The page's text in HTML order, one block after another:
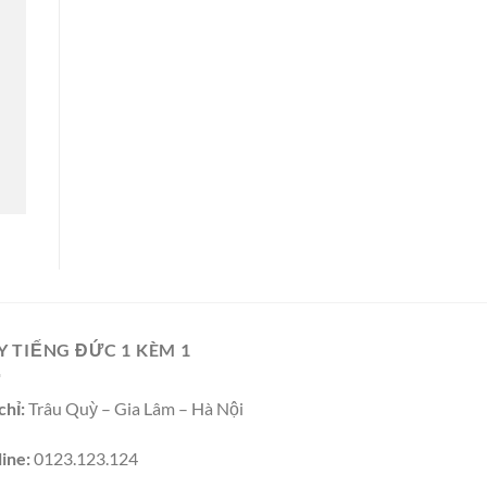
TIẾNG ĐỨC 1 KÈM 1
Trâu Quỳ – Gia Lâm – Hà Nội
0123.123.124